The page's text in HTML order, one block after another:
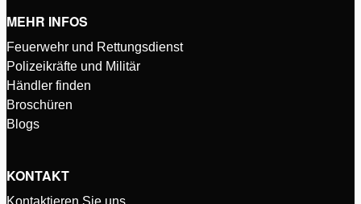
MEHR INFOS
Feuerwehr und Rettungsdienst
Polizeikräfte und Militär
Händler finden
Broschüren
Blogs
KONTAKT
Kontaktieren Sie uns